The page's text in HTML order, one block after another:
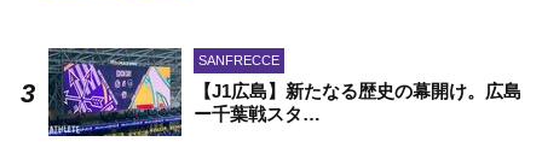
SANFRECCE
【J1広島】新たなる歴史の幕開け。広島
ー千葉戦スタ…